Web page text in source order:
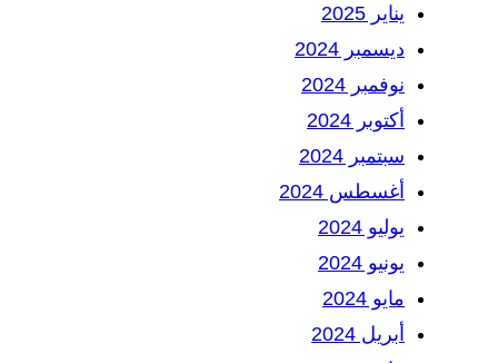
يناير 2025
ديسمبر 2024
نوفمبر 2024
أكتوبر 2024
سبتمبر 2024
أغسطس 2024
يوليو 2024
يونيو 2024
مايو 2024
أبريل 2024